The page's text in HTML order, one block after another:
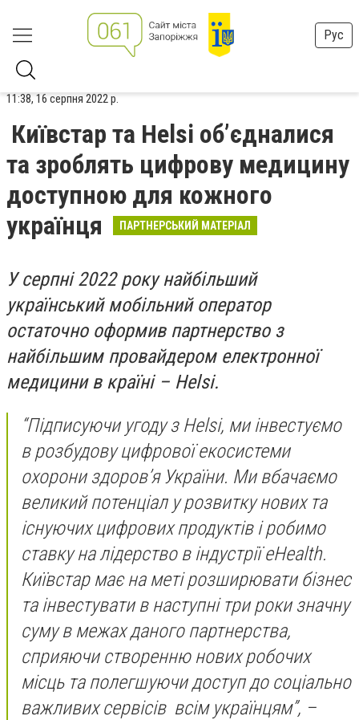
Рус
11:38, 16 серпня 2022 р.
Київстар та Helsi об’єдналися
та зроблять цифрову медицину
доступною для кожного
українця
ПАРТНЕРСЬКИЙ МАТЕРІАЛ
У серпні 2022 року найбільший
український мобільний оператор
остаточно оформив партнерство з
найбільшим провайдером електронної
медицини в країні – Helsi.
“Підписуючи угоду з Helsi, ми інвестуємо
в розбудову цифрової екосистеми
охорони здоров’я України. Ми вбачаємо
великий потенціал у розвитку нових та
існуючих цифрових продуктів і робимо
ставку на лідерство в індустрії eHealth.
Київстар має на меті розширювати бізнес
та інвестувати в наступні три роки значну
суму в межах даного партнерства,
сприяючи створенню нових робочих
місць та полегшуючи доступ до соціально
важливих сервісів всім українцям”, –